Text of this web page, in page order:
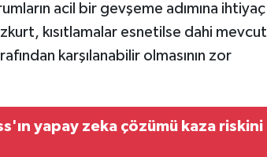
acil bir gevşeme adımına ihtiyaç
kısıtlamalar esnetilse dahi mevcut
karşılanabilir olmasının zor
yapay zeka çözümü kaza riskini